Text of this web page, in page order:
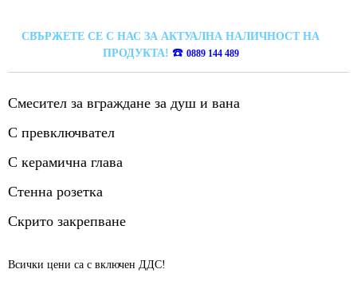
СВЪРЖЕТЕ СЕ С НАС ЗА АКТУАЛНА НАЛИЧНОСТ НА
ПРОДУКТА! ☎️ 0889 144 489
Смесител за вграждане за душ и вана
С превключвател
С керамична глава
Стенна розетка
Скрито закрепване
Всички цени са с включен ДДС!